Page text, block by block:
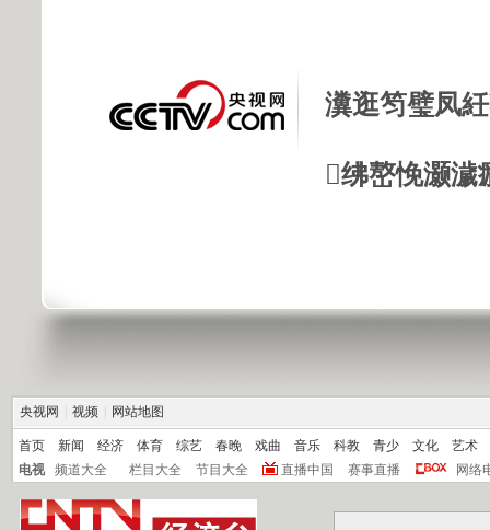
瀵逛笉璧凤
绋嶅悗灏
央视网 视频 网站地图
首页 新闻 经济 体育 综艺 春晚 戏曲 音乐 科教 青少 文化
艺术
电视
频道大全 栏目大全 节目大全 直播中国 赛事直播 网络